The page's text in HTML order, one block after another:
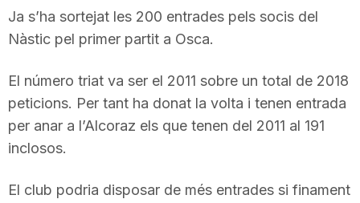
Ja s’ha sortejat les 200 entrades pels socis del
Nàstic pel primer partit a Osca.
El número triat va ser el 2011 sobre un total de 2018
peticions. Per tant ha donat la volta i tenen entrada
per anar a l’Alcoraz els que tenen del 2011 al 191
inclosos.
El club podria disposar de més entrades si finament